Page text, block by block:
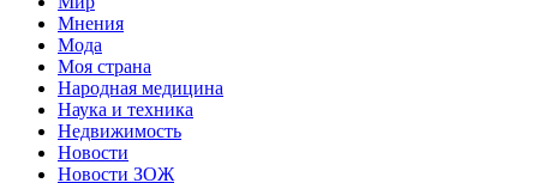
Мнения
Мода
Моя страна
Народная медицина
Наука и техника
Недвижимость
Новости
Новости ЗОЖ